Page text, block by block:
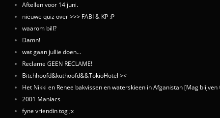
Aftellen voor 14 juni.
nieuwe quiz over >>> FABI & KP :P
waarom bill?
Damn!
wat gaan jullie doen...
Reclame GEEN RECLAME!
Bitchhoofd&kuthoofd&&TokioHotel ><
Het Nikki en Renee bakvissen en waterskieen in Afganistan [Mag
2001 Maniacs
fyne vriendin tog ;x